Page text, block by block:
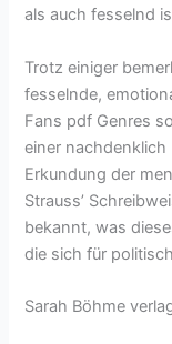
als auch fesselnd
Trotz einiger
fesselnde,
Fans pdf Genres
einer
Erkundung der
Strauss’
bekannt, was
die sich für
Sarah Böhme